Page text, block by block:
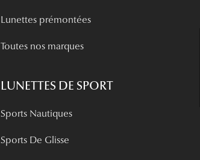
Lunettes prémontées
Toutes nos marques
LUNETTES DE SPORT
Sports Nautiques
Sports De Glisse